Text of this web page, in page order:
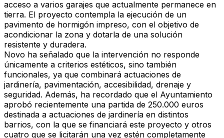
acceso a varios garajes que actualmente permanece en
tierra. El proyecto contempla la ejecución de un
pavimento de hormigón impreso, con el objetivo de
acondicionar la zona y dotarla de una solución
resistente y duradera.
Novo ha señalado que la intervención no responde
únicamente a criterios estéticos, sino también
funcionales, ya que combinará actuaciones de
jardinería, pavimentación, accesibilidad, drenaje y
seguridad. Además, ha recordado que el Ayuntamiento
aprobó recientemente una partida de 250.000 euros
destinada a actuaciones de jardinería en distintos
barrios, con la que se financiará este proyecto y otros
cuatro que se licitarán una vez estén completamente